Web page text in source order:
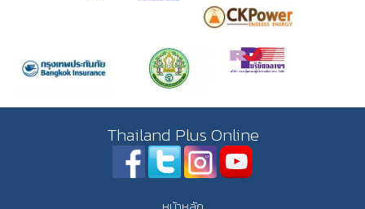
Thailand Plus Online